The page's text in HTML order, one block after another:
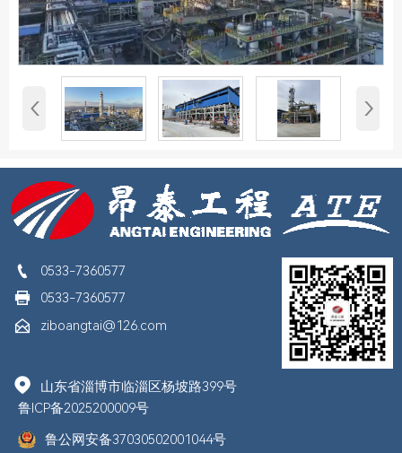
‹ ›
 0533-7360577
 0533-7360577
 ziboangtai@126.com

山东省淄博市临淄区杨坡路399号
鲁ICP备2025200009号
鲁公网安备37030502001044号